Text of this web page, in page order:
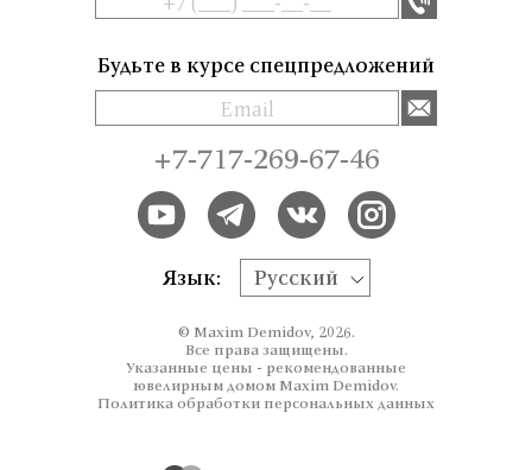
Будьте в курсе спецпредложений
+7-717-269-67-46
Язык: Русский
© Maxim Demidov, 2026.
Все права защищены.
Указанные цены - рекомендованные
ювелирным домом Maxim Demidov.
Политика обработки персональных данных